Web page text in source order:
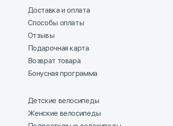
Доставка и оплата
Способы оплаты
Отзывы
Подарочная карта
Возврат товара
Бонусная программа
Детские велосипеды
Женские велосипеды